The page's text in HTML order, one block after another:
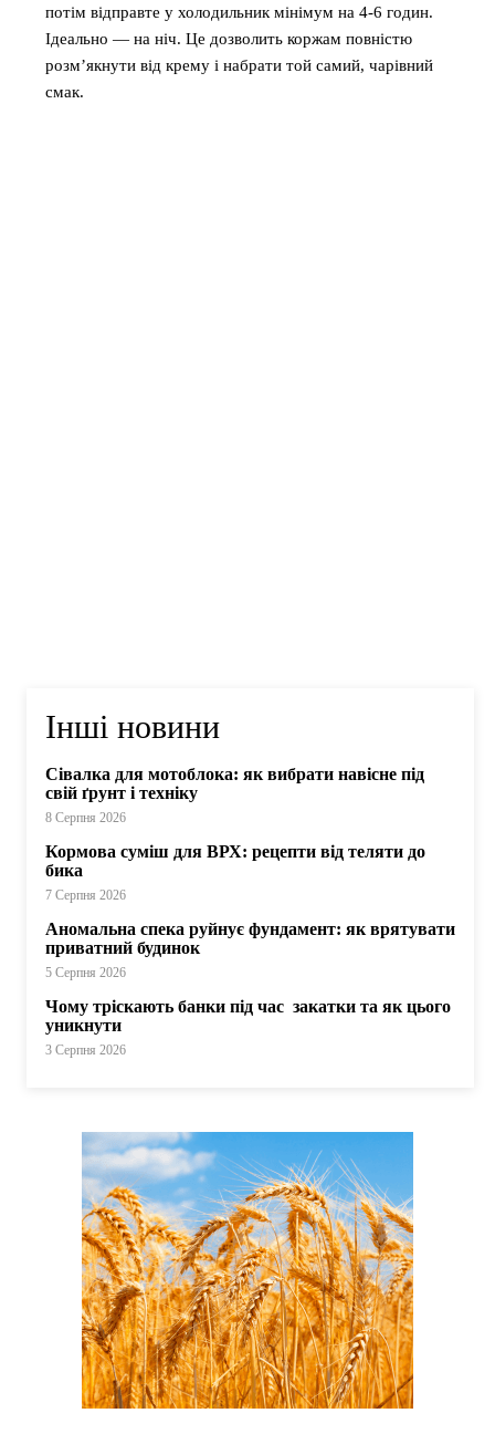
потім відправте у холодильник мінімум на 4-6 годин.
Ідеально — на ніч. Це дозволить коржам повністю
розм’якнути від крему і набрати той самий, чарівний
смак.
Інші новини
Сівалка для мотоблока: як вибрати навісне під
свій ґрунт і техніку
8 Серпня 2026
Кормова суміш для ВРХ: рецепти від теляти до
бика
7 Серпня 2026
Аномальна спека руйнує фундамент: як врятувати
приватний будинок
5 Серпня 2026
Чому тріскають банки під час закатки та як цього
уникнути
3 Серпня 2026